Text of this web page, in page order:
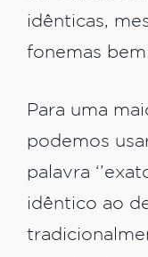
idênticas,
fonemas
Para uma
podemos
palavra
idêntico ao